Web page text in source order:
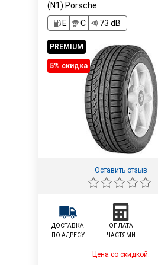
(N1) Porsche
E
C 73 dB
PREMIUM
5% cкидка
Оставить отзыв
ДОСТАВКА
ПО АДРЕСУ
ОПЛАТА
ЧАСТЯМИ
Цена со скидкой: